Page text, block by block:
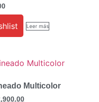
Leer más
Multicolor